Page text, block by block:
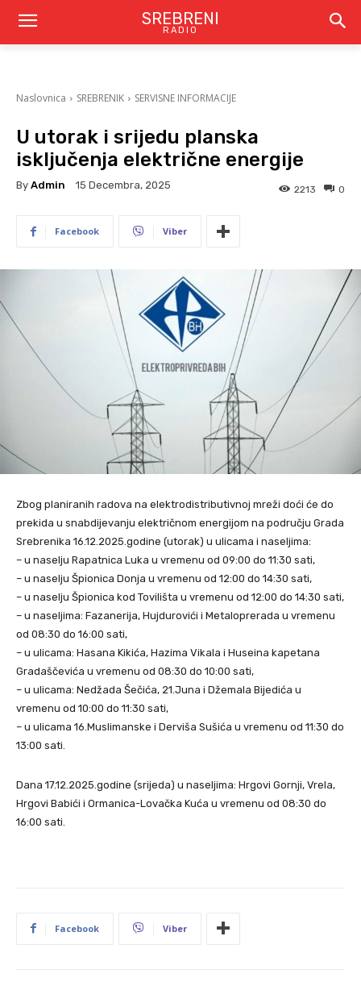
SREBRENI
RADIO
Naslovnica SREBRENIK SERVISNE INFORMACIJE
U utorak i srijedu planska
isključenja električne energije
By Admin 15 Decembra, 2025 0
2213
Facebook Viber
Zbog planiranih radova na elektrodistributivnoj mreži doći će do
prekida u snabdijevanju električnom energijom na području Grada
Srebrenika 16.12.2025.godine (utorak) u ulicama i naseljima:
– u naselju Rapatnica Luka u vremenu od 09:00 do 11:30 sati,
– u naselju Špionica Donja u vremenu od 12:00 do 14:30 sati,
– u naselju Špionica kod Tovilišta u vremenu od 12:00 do 14:30 sati,
– u naseljima: Fazanerija, Hujdurovići i Metaloprerada u vremenu
od 08:30 do 16:00 sati,
– u ulicama: Hasana Kikića, Hazima Vikala i Huseina kapetana
Gradaščevića u vremenu od 08:30 do 10:00 sati,
– u ulicama: Nedžada Šečića, 21.Juna i Džemala Bijedića u
vremenu od 10:00 do 11:30 sati,
– u ulicama 16.Muslimanske i Derviša Sušića u vremenu od 11:30 do
13:00 sati.
Dana 17.12.2025.godine (srijeda) u naseljima: Hrgovi Gornji, Vrela,
Hrgovi Babići i Ormanica-Lovačka Kuća u vremenu od 08:30 do
16:00 sati.
Facebook Viber